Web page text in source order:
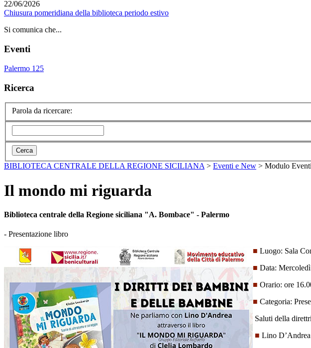
22/06/2026
Chiusura pomeridiana della biblioteca periodo estivo
Si comunica che...
Eventi
Palermo 125
Ricerca
Parola da ricercare:
BIBLIOTECA CENTRALE DELLA REGIONE SICILIANA > Eventi e New > Modulo Eventi
Il mondo mi riguarda
Biblioteca centrale della Regione siciliana "A. Bombace" - Palermo
- Presentazione libro
■ Luogo: Sala
■ Data:
■ Orario: ore
■ Categoria:
Saluti della
■ Lino D’Andrea